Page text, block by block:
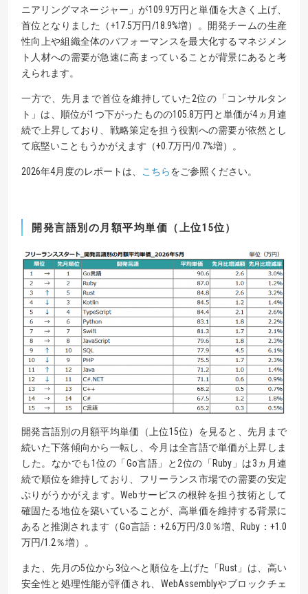
ニアリングマネージャー」が109.9万円と単価を大きく上げ、
首位となりました（+17.5万円/18.9%増）。開発チームの生産
性向上や組織全体のパフォーマンスを最大化するマネジメン
ト人材への需要が急速に高まっていることが背景にあると考
えられます。
一方で、先月まで首位を維持していた2位の「コンサルタン
ト」は、順位が1つ下がったものの105.8万円と単価が4ヵ月連
続で上昇しており、戦略策定を担う役割への需要が依然とし
て底堅いこともうかがえます（+0.7万円/0.7%増）。
2026年4月度のレポートは、 こちらをご参照ください。
開発言語別の月額平均単価（上位15位）
開発言語別の月額平均単価（上位15位）を見ると、先月まで
続いた下落傾向から一転し、今月は全言語で単価が上昇しま
した。なかでも1位の「Go言語」と2位の「Ruby」は3ヵ月連
続で順位を維持しており、フリーランス市場での需要の安定
ぶりがうかがえます。Webサービスの根幹を担う技術として
確固たる地位を築いていることが、高単価を維持する背景に
あると推測されます（Go言語：+2.6万円/3.0％増、Ruby：+1.0
万円/1.2％増）。
また、先月の5位から3位へと順位を上げた「Rust」は、高い
安全性と処理性能が評価され、WebAssemblyやブロックチェ